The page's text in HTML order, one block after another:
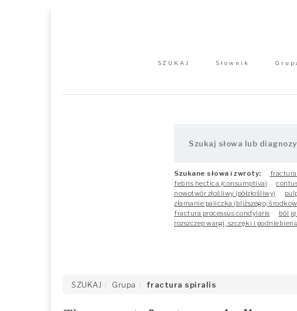
SZUKAJ Słownik
Szukane słowa i zwroty:
febris hectica (consumptiva)
nowotwór złośliwy (półzłośliwy)
złamanie paliczka (bliższego,
fractura processus condylaris
ból
rozszczep wargi, szczęki i
SZUKAJ Grupa fractura spiralis